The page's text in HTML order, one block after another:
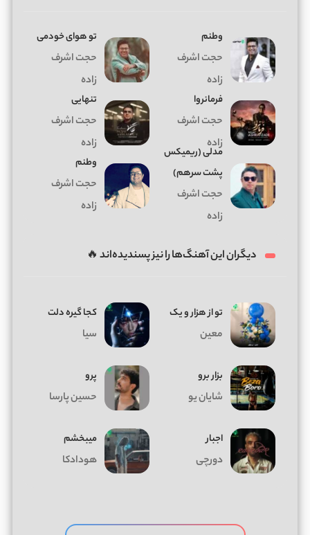
وطنم
حجت اشرف
زاده
تو هوای خودمی
حجت اشرف
زاده
فرمانروا
حجت اشرف
زاده
تنهایی
حجت اشرف
زاده
مدلی (ریمیکس
پشت سرهم)
حجت اشرف
زاده
وطنم
حجت اشرف
زاده
دیگران این آهنگ‌ها را نیز پسندیده‌اند 🔥
تو از هزار و یک
معین
کجا گیره دلت
سیا
بزار برو
شایان یو
پرو
حسین پارسا
اجبار
دورچی
میبخشم
هودادکا